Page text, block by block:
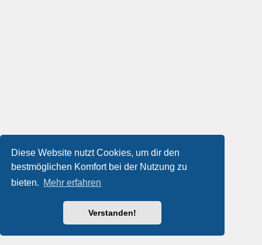
Diese Website nutzt Cookies, um dir den
bestmöglichen Komfort bei der Nutzung zu
bieten. Mehr erfahren
Verstanden!